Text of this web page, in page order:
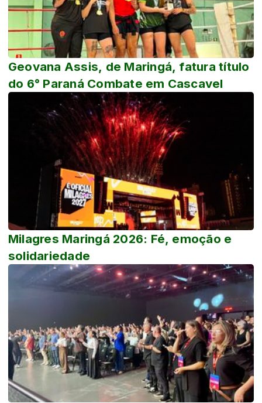
Geovana Assis, de Maringá, fatura título
do 6° Paraná Combate em Cascavel
Milagres Maringá 2026: Fé, emoção e
solidariedade